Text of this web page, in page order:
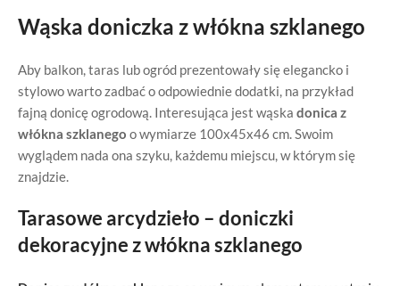
Wąska doniczka z włókna szklanego
Aby balkon, taras lub ogród prezentowały się elegancko i
stylowo warto zadbać o odpowiednie dodatki, na przykład
fajną donicę ogrodową. Interesująca jest wąska donica z
włókna szklanego o wymiarze 100x45x46 cm. Swoim
wyglądem nada ona szyku, każdemu miejscu, w którym się
znajdzie.
Tarasowe arcydzieło – doniczki
dekoracyjne z włókna szklanego